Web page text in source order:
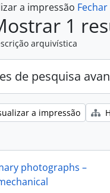
a impressão Fechar
1
arquivística
de pesquisa
a impressão
photographs –